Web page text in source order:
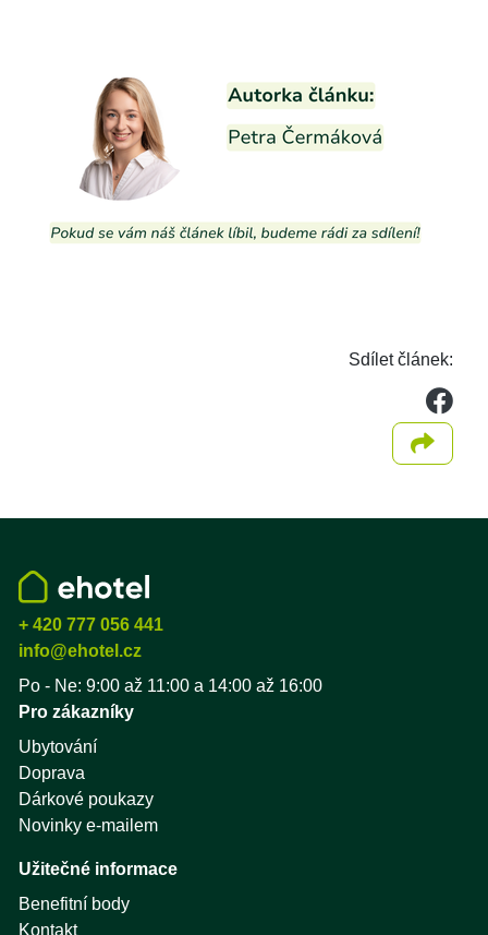
Sdílet článek:
+ 420 777 056 441
info@ehotel.cz
Po - Ne: 9:00 až 11:00 a 14:00 až 16:00
Pro zákazníky
Ubytování
Doprava
Dárkové poukazy
Novinky e-mailem
Užitečné informace
Benefitní body
Kontakt